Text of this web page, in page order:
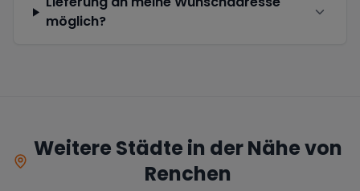
möglich?
Weitere Städte in der Nähe von
Renchen